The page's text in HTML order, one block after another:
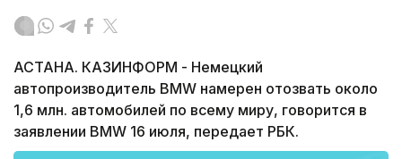
АСТАНА. КАЗИНФОРМ - Немецкий
автопроизводитель BMW намерен отозвать около
1,6 млн. автомобилей по всему миру, говорится в
заявлении BMW 16 июля, передает РБК.